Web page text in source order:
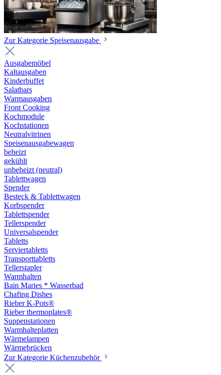
Zur Kategorie Speisenausgabe
Ausgabemöbel
Kaltausgaben
Kinderbuffet
Salatbars
Warmausgaben
Front Cooking
Kochmodule
Kochstationen
Neutralvitrinen
Speisenausgabewagen
beheizt
gekühlt
unbeheizt (neutral)
Tablettwagen
Spender
Besteck & Tablettwagen
Korbspender
Tablettspender
Tellerspender
Universalspender
Tabletts
Serviertabletts
Transporttabletts
Tellerstapler
Warmhalten
Bain Maries * Wasserbad
Chafing Dishes
Rieber K-Pots®
Rieber thermoplates®
Suppenstationen
Warmhalteplatten
Wärmelampen
Wärmebrücken
Zur Kategorie Küchenzubehör